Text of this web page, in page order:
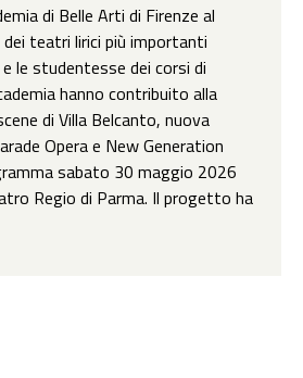
di Belle Arti di Firenze al
dei teatri lirici più importanti
le studentesse dei corsi di
hanno contribuito alla
di Villa Belcanto, nuova
Opera e New Generation
sabato 30 maggio 2026
Regio di Parma. Il progetto ha